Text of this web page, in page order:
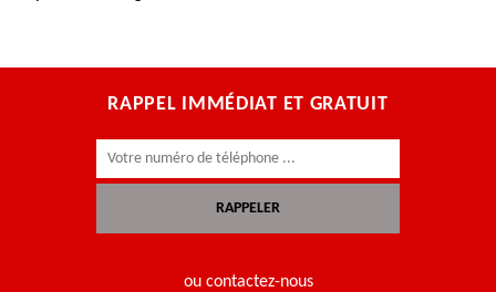
RAPPEL IMMÉDIAT ET GRATUIT
ou contactez-nous